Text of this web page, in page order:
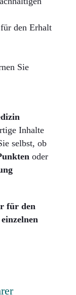
den Erhalt
Sie
Inhalte
selbst, ob
oder
für den